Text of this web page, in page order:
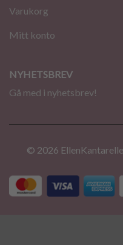
Varukorg
Mitt konto
NYHETSBREV
Gå med i nyhetsbrev!
© 2026